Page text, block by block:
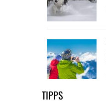
TIPPS